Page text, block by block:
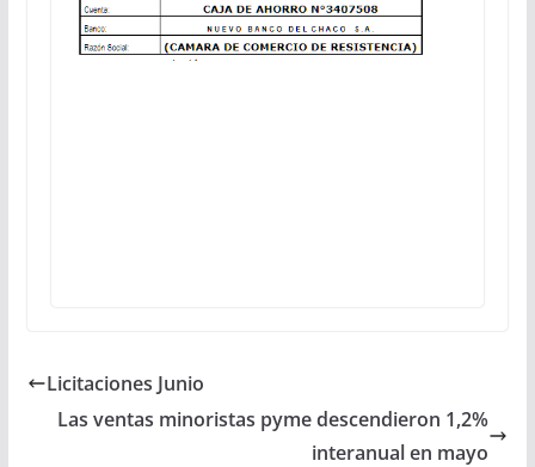
Licitaciones Junio
Las ventas minoristas pyme descendieron 1,2%
interanual en mayo